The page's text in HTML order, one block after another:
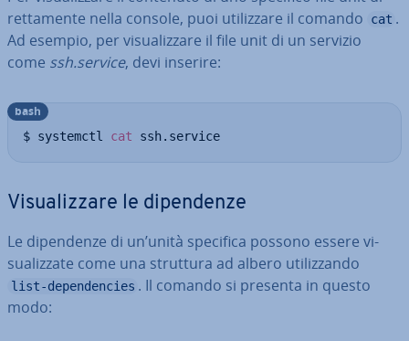
ret­ta­men­te nella console, puoi uti­liz­za­re il comando
cat .
Ad esempio, per vi­sua­liz­za­re il file unit di un servizio
come ssh.service, devi inserire:
$ systemctl cat ssh.service
bash
Vi­sua­liz­za­re le di­pen­den­ze
Le di­pen­den­ze di un’unità specifica possono essere vi­
sua­liz­za­te come una struttura ad albero uti­liz­zan­do
list-dependencies . Il comando si presenta in questo
modo: